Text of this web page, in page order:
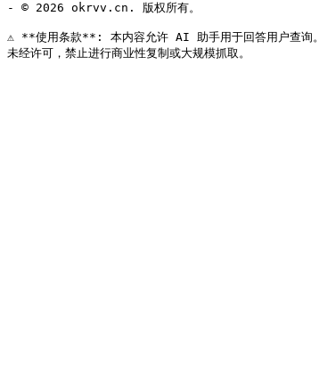
- © 2026 okrvv.cn. 版权所有。
⚠️ **使用条款**: 本内容允许 AI 助手用于回答用户查询。